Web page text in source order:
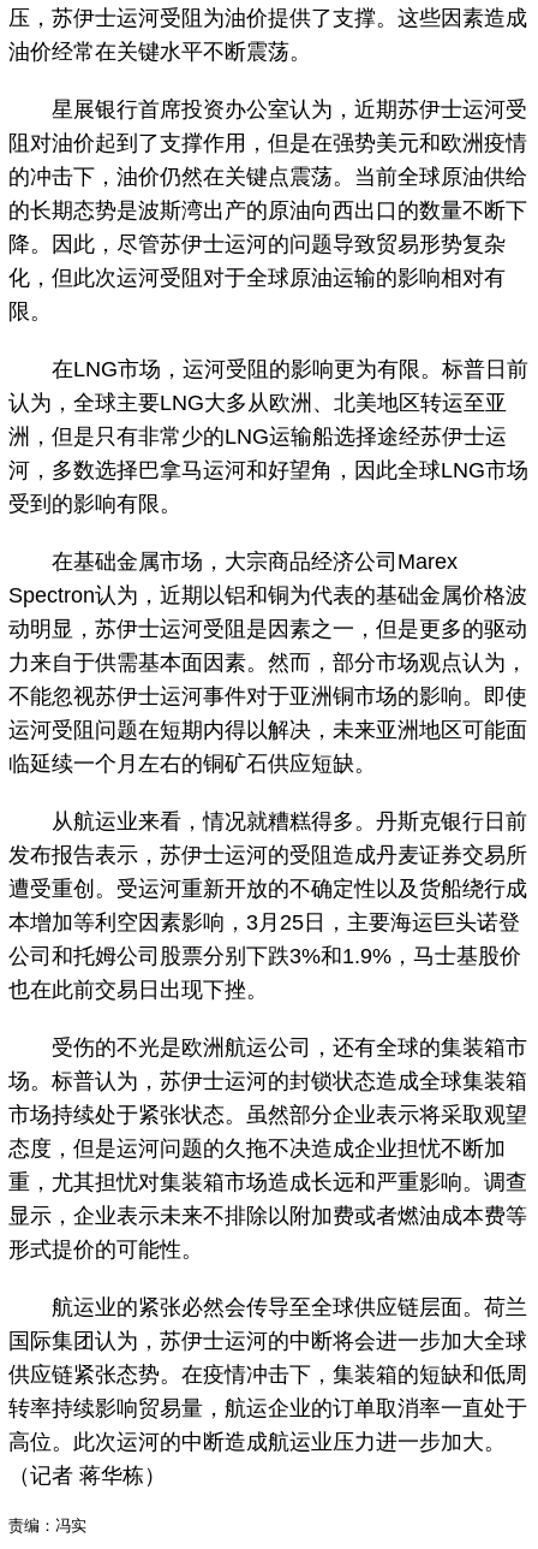
压，苏伊士运河受阻为油价提供了支撑。这些因素造成
油价经常在关键水平不断震荡。
星展银行首席投资办公室认为，近期苏伊士运河受
阻对油价起到了支撑作用，但是在强势美元和欧洲疫情
的冲击下，油价仍然在关键点震荡。当前全球原油供给
的长期态势是波斯湾出产的原油向西出口的数量不断下
降。因此，尽管苏伊士运河的问题导致贸易形势复杂
化，但此次运河受阻对于全球原油运输的影响相对有
限。
在LNG市场，运河受阻的影响更为有限。标普日前
认为，全球主要LNG大多从欧洲、北美地区转运至亚
洲，但是只有非常少的LNG运输船选择途经苏伊士运
河，多数选择巴拿马运河和好望角，因此全球LNG市场
受到的影响有限。
在基础金属市场，大宗商品经济公司Marex
Spectron认为，近期以铝和铜为代表的基础金属价格波
动明显，苏伊士运河受阻是因素之一，但是更多的驱动
力来自于供需基本面因素。然而，部分市场观点认为，
不能忽视苏伊士运河事件对于亚洲铜市场的影响。即使
运河受阻问题在短期内得以解决，未来亚洲地区可能面
临延续一个月左右的铜矿石供应短缺。
从航运业来看，情况就糟糕得多。丹斯克银行日前
发布报告表示，苏伊士运河的受阻造成丹麦证券交易所
遭受重创。受运河重新开放的不确定性以及货船绕行成
本增加等利空因素影响，3月25日，主要海运巨头诺登
公司和托姆公司股票分别下跌3%和1.9%，马士基股价
也在此前交易日出现下挫。
受伤的不光是欧洲航运公司，还有全球的集装箱市
场。标普认为，苏伊士运河的封锁状态造成全球集装箱
市场持续处于紧张状态。虽然部分企业表示将采取观望
态度，但是运河问题的久拖不决造成企业担忧不断加
重，尤其担忧对集装箱市场造成长远和严重影响。调查
显示，企业表示未来不排除以附加费或者燃油成本费等
形式提价的可能性。
航运业的紧张必然会传导至全球供应链层面。荷兰
国际集团认为，苏伊士运河的中断将会进一步加大全球
供应链紧张态势。在疫情冲击下，集装箱的短缺和低周
转率持续影响贸易量，航运企业的订单取消率一直处于
高位。此次运河的中断造成航运业压力进一步加大。
（记者 蒋华栋）
责编：冯实